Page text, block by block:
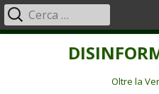
Oltre la
Menu
principale
Ricerca
per: